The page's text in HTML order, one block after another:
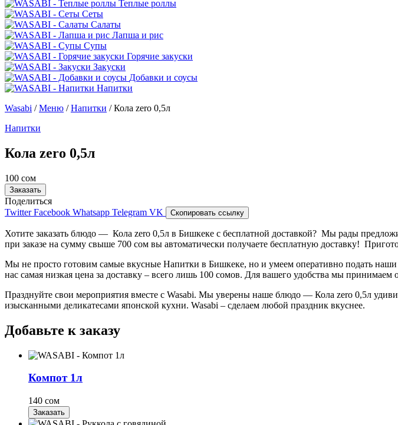
Теплые роллы
Сеты
Салаты
Лапша и рис
Супы
Горячие закуски
Закуски
Добавки и соусы
Напитки
Wasabi /Меню /Напитки /Кола zero 0,5л
Напитки
Кола zero 0,5л
100 сом
Заказать
Поделиться
Twitter Facebook Whatsapp Telegram VK Скопировать ссылку
Хотите заказать блюдо — Кола zero 0,5л в Бишкеке с бесплатной доставкой? Мы рады
при заказе на сумму свыше 700 сом вы автоматически получаете бесплатную доставку!
Мы не просто готовим самые вкусные Напитки в Бишкеке, но и умеем оперативно подать
нас самая низкая цена за доставку – всего лишь 100 сомов. Для вашего удобства мы
Празднуйте свои мероприятия вместе с Wasabi. Мы уверены наше блюдо — Кола zero 0,5л
изысканными деликатесами японской кухни. Wasabi – сделаем любой праздник вкуснее.
Добавьте к заказу
Компот 1л
140 сом
Заказать